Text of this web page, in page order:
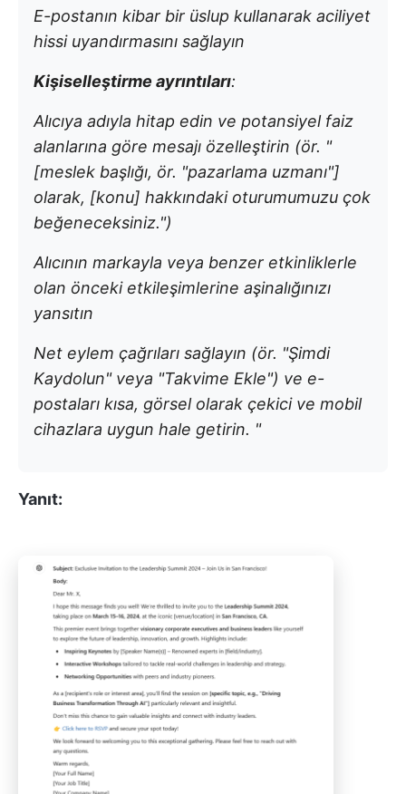
E-postanın kibar bir üslup kullanarak aciliyet
hissi uyandırmasını sağlayın
Kişiselleştirme ayrıntıları:
Alıcıya adıyla hitap edin ve potansiyel faiz
alanlarına göre mesajı özelleştirin (ör. "
[meslek başlığı, ör. "pazarlama uzmanı"]
olarak, [konu] hakkındaki oturumumuzu çok
beğeneceksiniz.")
Alıcının markayla veya benzer etkinliklerle
olan önceki etkileşimlerine aşinalığınızı
yansıtın
Net eylem çağrıları sağlayın (ör. "Şimdi
Kaydolun" veya "Takvime Ekle") ve e-
postaları kısa, görsel olarak çekici ve mobil
cihazlara uygun hale getirin. "
Yanıt: